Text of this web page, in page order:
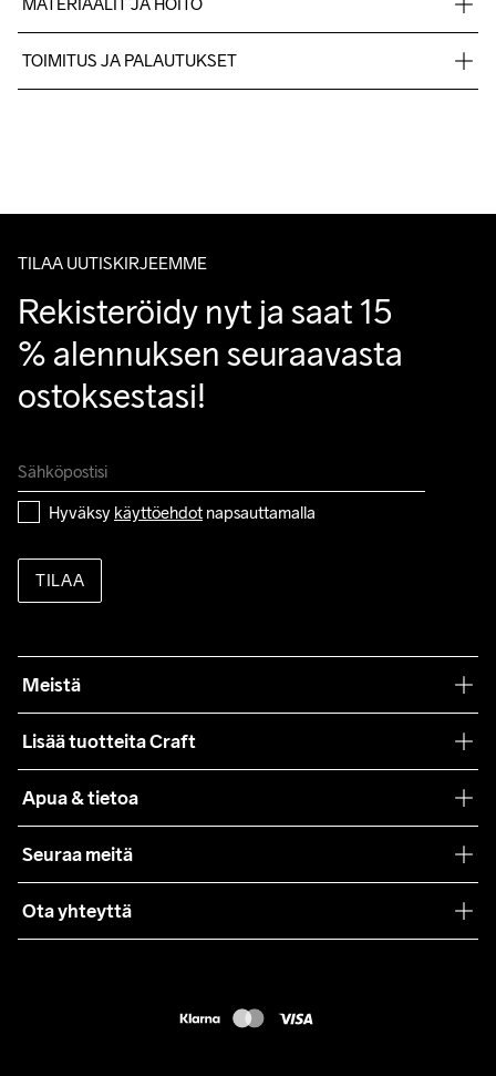
polyester-recycled 10% elastane
TOIMITUS JA PALAUTUKSET
kysymyksiisi.
TILAA UUTISKIRJEEMME
Rekisteröidy nyt ja saat 15
% alennuksen seuraavasta
ostoksestasi!
Hyväksy käyttöehdot napsauttamalla
TILAA
Meistä
Lisää tuotteita Craft
Yhteistyöt
Lehdistö
Apua & tietoa
Käyttöehdot
Asiakaspalvelu
Seuraa meitä
Ota yhteyttä